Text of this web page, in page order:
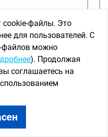
cookie-файлы. Это
для пользователей. С
файлов можно
). Продолжая
соглашаетесь на